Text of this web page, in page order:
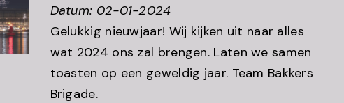
Datum: 02-01-2024
Gelukkig nieuwjaar! Wij kijken uit naar alles
wat 2024 ons zal brengen. Laten we samen
toasten op een geweldig jaar. Team Bakkers
Brigade.